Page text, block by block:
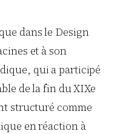
dans le Design
et à son
qui a participé
de la fin du XIXe
structuré comme
en réaction à